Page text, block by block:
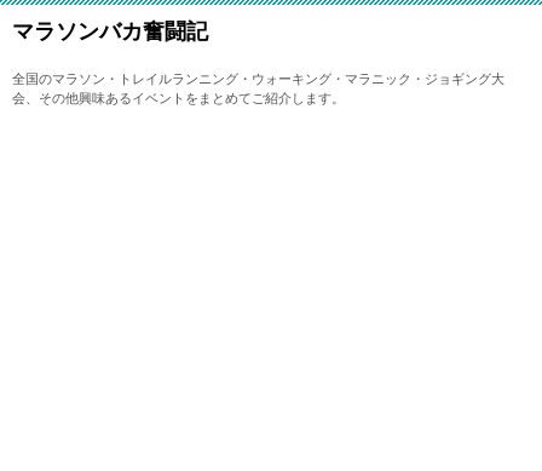
マラソンバカ奮闘記
全国のマラソン・トレイルランニング・ウォーキング・マラニック・ジョギング大
会、その他興味あるイベントをまとめてご紹介します。